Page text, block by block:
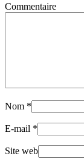
Commentaire
Nom *
E-mail *
Site web